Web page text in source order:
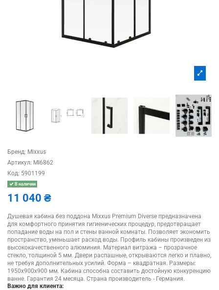
Бренд: Mixxus
Артикул: MI6862
Код: 5901199
В наличии
11 040 ₴
Душевая кабина без поддона Mixxus Premium Diverse предназначена
для комфортного принятия гигиенических процедур, предотвращает
попадание воды на пол и стены ванной комнаты. Позволяет экономить
пространство, уменьшает расход воды. Профиль кабины произведен из
высококачественного алюминия. Материал витража – прозрачное
стекло, толщиной 5 мм. Двери распашные, открываются легко и плавно,
не требуя дополнительных усилий. Форма – квадратная. Размеры:
1950х900х900 мм. Кабина способна составить достойную конкуренцию
ванне. Гарантия 24 месяца. Страна производитель - Германия.
Важно для клиента: